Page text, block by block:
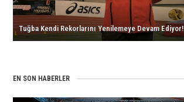
Tuğba Kendi Rekorlarını Yenilemeye Devam Ediyor!
EN SON HABERLER